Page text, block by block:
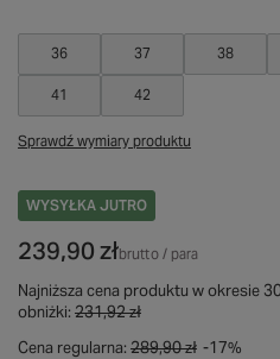
36 37 38
41 42
Sprawdź wymiary produktu
WYSYŁKA JUTRO
239,90 złbrutto/ para
Najniższa cena produktu w okresie
obniżki: 231,92 zł
Cena regularna: 289,90 zł -17%